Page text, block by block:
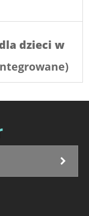
dzieci w